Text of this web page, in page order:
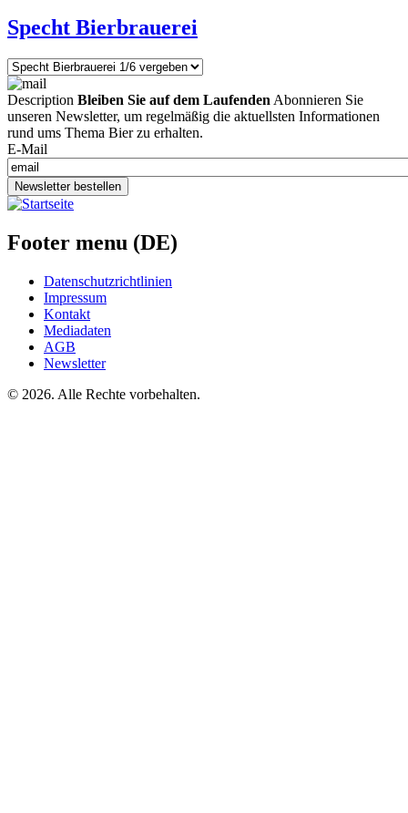
Specht Bierbrauerei
Description Bleiben Sie auf dem Laufenden Abonnieren Sie
unseren Newsletter, um regelmäßig die aktuellsten Informationen
rund ums Thema Bier zu erhalten.
E-Mail
Newsletter bestellen
Footer menu (DE)
Datenschutzrichtlinien
Impressum
Kontakt
Mediadaten
AGB
Newsletter
© 2026. Alle Rechte vorbehalten.